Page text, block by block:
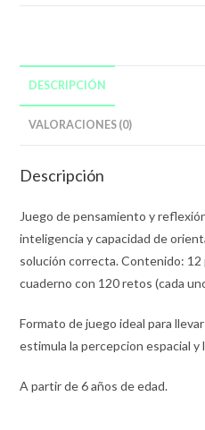
DESCRIPCIÓN
VALORACIONES (0)
Descripción
Juego de pensamiento y
inteligencia y capacidad de
solución correcta. Contenido: 12
cuaderno con 120 retos (cada
Formato de juego ideal para
estimula la percepcion espacial y
A partir de 6 años de edad.